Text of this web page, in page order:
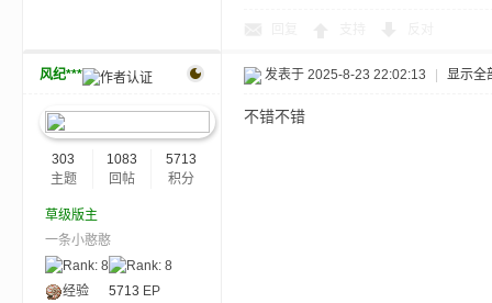
风纪***
303
主题
1083
回帖
5713
积分
草级版主
一条小憨憨
经验 5713 EP
发表于 2025-8-23 22:02:13 显示全
不错不错